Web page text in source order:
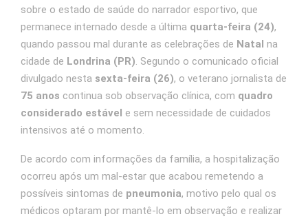
sobre o estado de saúde do narrador esportivo, que
permanece internado desde a última quarta-feira (24),
quando passou mal durante as celebrações de Natal na
cidade de Londrina (PR). Segundo o comunicado oficial
divulgado nesta sexta-feira (26), o veterano jornalista de
75 anos continua sob observação clínica, com quadro
considerado estável e sem necessidade de cuidados
intensivos até o momento.
De acordo com informações da família, a hospitalização
ocorreu após um mal-estar que acabou remetendo a
possíveis sintomas de pneumonia, motivo pelo qual os
médicos optaram por mantê-lo em observação e realizar